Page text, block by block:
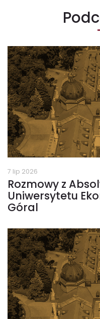
7 lip 2026
Rozmowy z
Uniwersytetu
Góral